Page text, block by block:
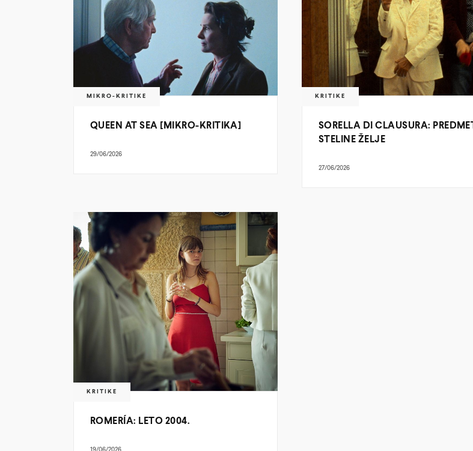
MIKRO-KRITIKE
QUEEN AT SEA [MIKRO-KRITIKA]
29/06/2026
KRITIKE
SORELLA DI CLAUSURA: PREDMET
STELINE ŽELJE
27/06/2026
KRITIKE
ROMERÍA: LETO 2004.